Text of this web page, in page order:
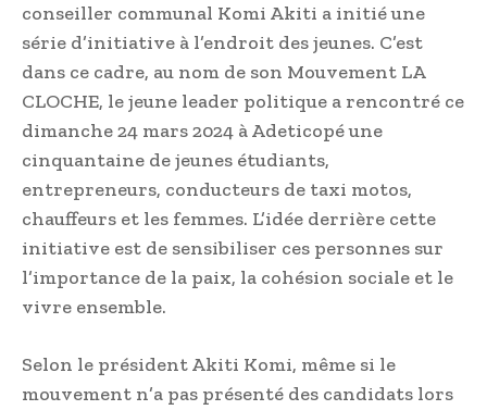
conseiller communal Komi Akiti a initié une
série d’initiative à l’endroit des jeunes. C’est
dans ce cadre, au nom de son Mouvement LA
CLOCHE, le jeune leader politique a rencontré ce
dimanche 24 mars 2024 à Adeticopé une
cinquantaine de jeunes étudiants,
entrepreneurs, conducteurs de taxi motos,
chauffeurs et les femmes. L’idée derrière cette
initiative est de sensibiliser ces personnes sur
l’importance de la paix, la cohésion sociale et le
vivre ensemble.
Selon le président Akiti Komi, même si le
mouvement n’a pas présenté des candidats lors